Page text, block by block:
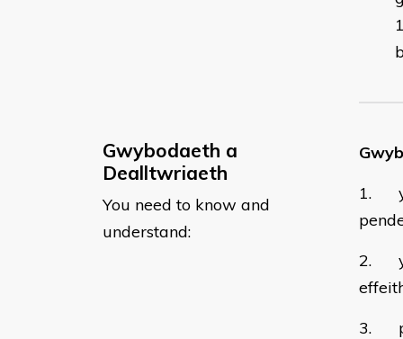
Gwybodaeth a
Dealltwriaeth
You need to know and
understand:
1. y
2. y
3.